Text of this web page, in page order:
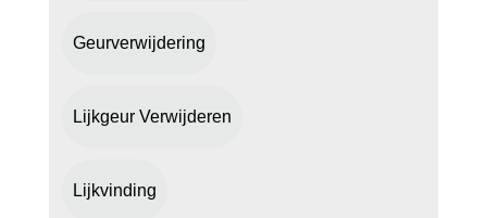
Geurverwijdering
Lijkgeur Verwijderen
Lijkvinding